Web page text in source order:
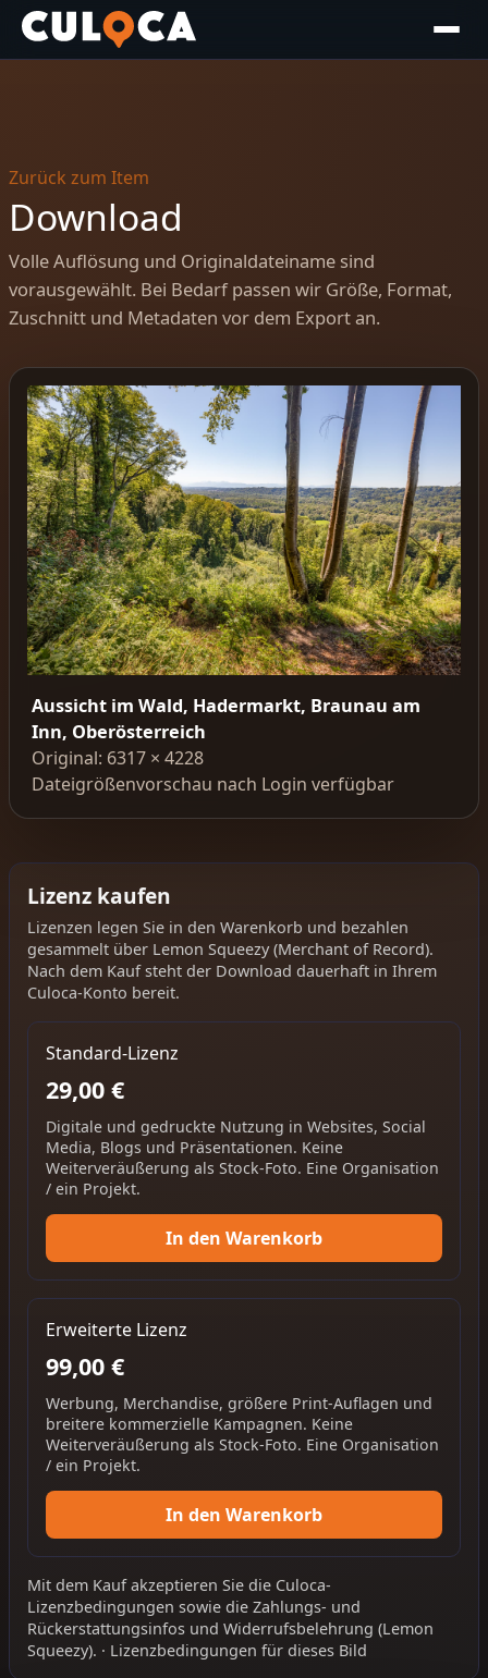
Zurück zum Item
Download
Volle Auflösung und Originaldateiname sind
vorausgewählt. Bei Bedarf passen wir Größe, Format,
Zuschnitt und Metadaten vor dem Export an.
Aussicht im Wald, Hadermarkt, Braunau am
Inn, Oberösterreich
Original: 6317 × 4228
Dateigrößenvorschau nach Login verfügbar
Lizenz kaufen
Lizenzen legen Sie in den Warenkorb und bezahlen
gesammelt über Lemon Squeezy (Merchant of Record).
Nach dem Kauf steht der Download dauerhaft in Ihrem
Culoca-Konto bereit.
Standard-Lizenz
29,00 €
Digitale und gedruckte Nutzung in Websites, Social
Media, Blogs und Präsentationen. Keine
Weiterveräußerung als Stock-Foto. Eine Organisation
/ ein Projekt.
In den Warenkorb
Erweiterte Lizenz
99,00 €
Werbung, Merchandise, größere Print-Auflagen und
breitere kommerzielle Kampagnen. Keine
Weiterveräußerung als Stock-Foto. Eine Organisation
/ ein Projekt.
In den Warenkorb
Mit dem Kauf akzeptieren Sie die Culoca-
Lizenzbedingungen sowie die Zahlungs- und
Rückerstattungsinfos und Widerrufsbelehrung (Lemon
Squeezy). · Lizenzbedingungen für dieses Bild